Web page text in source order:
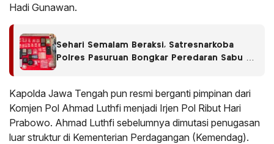
Hadi Gunawan.
Sehari Semalam Beraksi, Satresnarkoba
Polres Pasuruan Bongkar Peredaran Sabu di
Kapolda Jawa Tengah pun resmi berganti pimpinan dari
Komjen Pol Ahmad Luthfi menjadi Irjen Pol Ribut Hari
Prabowo. Ahmad Luthfi sebelumnya dimutasi penugasan
luar struktur di Kementerian Perdagangan (Kemendag).